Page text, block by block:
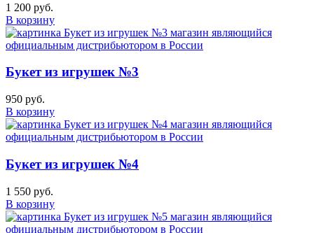
1 200 руб.
В корзину
Букет из игрушек №3
950 руб.
В корзину
Букет из игрушек №4
1 550 руб.
В корзину